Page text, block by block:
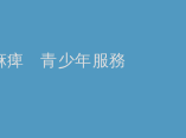
痺
青少年服務